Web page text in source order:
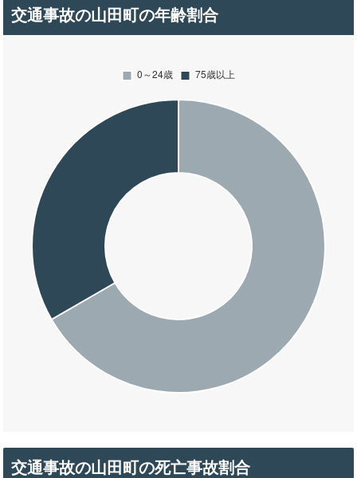
交通事故の山田町の年齢割合
交通事故の山田町の死亡事故割合